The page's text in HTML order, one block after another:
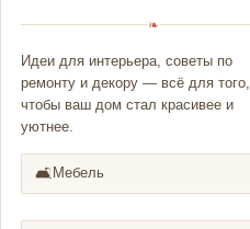
❧
Идеи для интерьера, советы по
ремонту и декору — всё для того,
чтобы ваш дом стал красивее и
уютнее.
🛋️ Мебель